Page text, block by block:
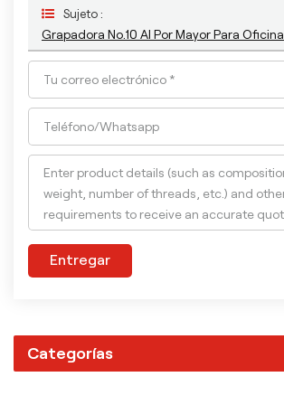
Sujeto :
Grapadora No.10 Al Por Mayor Para Oficina
Entregar
Categorías